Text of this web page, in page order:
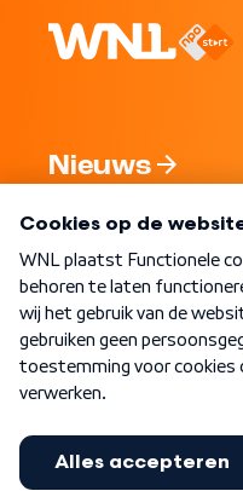
Nieuws
Nieuwsbrief
Word Lid